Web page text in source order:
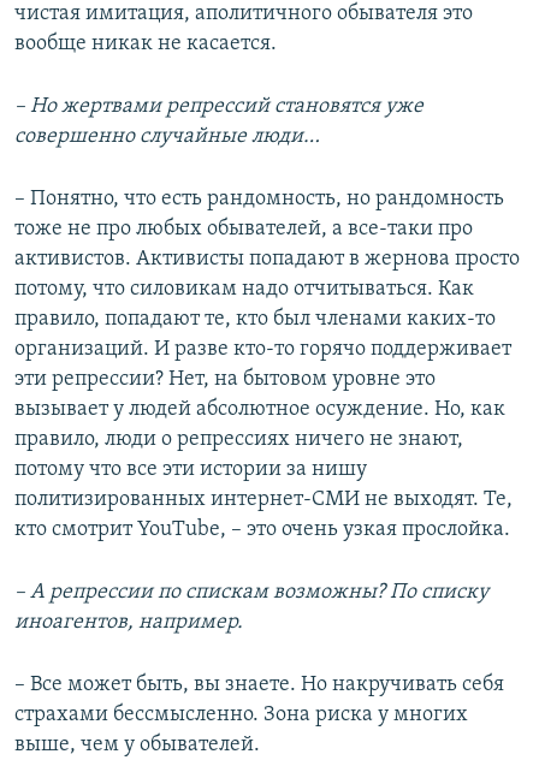
чистая имитация, аполитичного обывателя это
вообще никак не касается.
– Но жертвами репрессий становятся уже
совершенно случайные люди…
– Понятно, что есть рандомность, но рандомность
тоже не про любых обывателей, а все-таки про
активистов. Активисты попадают в жернова просто
потому, что силовикам надо отчитываться. Как
правило, попадают те, кто был членами каких-то
организаций. И разве кто-то горячо поддерживает
эти репрессии? Нет, на бытовом уровне это
вызывает у людей абсолютное осуждение. Но, как
правило, люди о репрессиях ничего не знают,
потому что все эти истории за нишу
политизированных интернет-СМИ не выходят. Те,
кто смотрит YouTube, – это очень узкая прослойка.
– А репрессии по спискам возможны? По списку
иноагентов, например.
– Все может быть, вы знаете. Но накручивать себя
страхами бессмысленно. Зона риска у многих
выше, чем у обывателей.